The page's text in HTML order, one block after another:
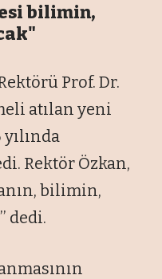
bilimin,
Prof. Dr.
atılan yeni
Rektör Özkan,
bilimin,
dedi.